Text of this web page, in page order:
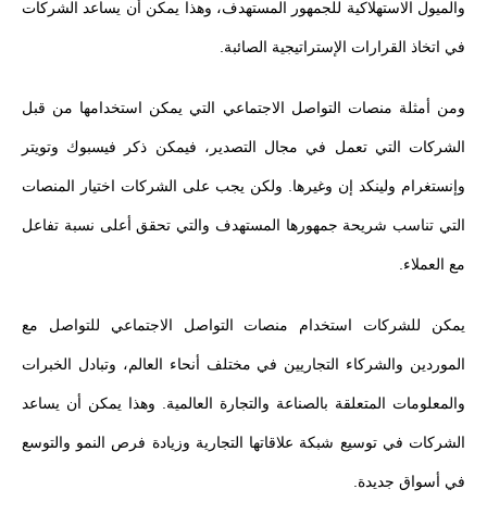
والميول الاستهلاكية للجمهور المستهدف، وهذا يمكن أن يساعد الشركات
في اتخاذ القرارات الإستراتيجية الصائبة.
ومن أمثلة منصات التواصل الاجتماعي التي يمكن استخدامها من قبل
الشركات التي تعمل في مجال التصدير، فيمكن ذكر فيسبوك وتويتر
وإنستغرام ولينكد إن وغيرها. ولكن يجب على الشركات اختيار المنصات
التي تناسب شريحة جمهورها المستهدف والتي تحقق أعلى نسبة تفاعل
مع العملاء.
يمكن للشركات استخدام منصات التواصل الاجتماعي للتواصل مع
الموردين والشركاء التجاريين في مختلف أنحاء العالم، وتبادل الخبرات
والمعلومات المتعلقة بالصناعة والتجارة العالمية. وهذا يمكن أن يساعد
الشركات في توسيع شبكة علاقاتها التجارية وزيادة فرص النمو والتوسع
في أسواق جديدة.